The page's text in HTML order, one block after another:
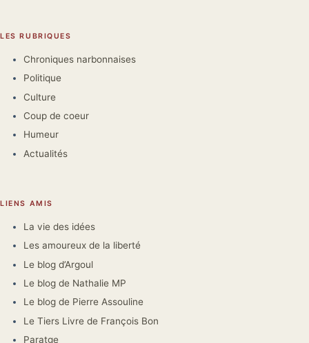
LES RUBRIQUES
Chroniques narbonnaises
Politique
Culture
Coup de coeur
Humeur
Actualités
LIENS AMIS
La vie des idées
Les amoureux de la liberté
Le blog d’Argoul
Le blog de Nathalie MP
Le blog de Pierre Assouline
Le Tiers Livre de François Bon
Paratge